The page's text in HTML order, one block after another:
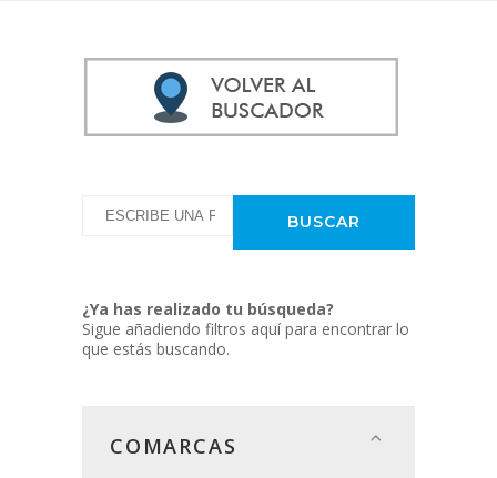
¿Ya has realizado tu búsqueda?
Sigue añadiendo filtros aquí para encontrar lo
que estás buscando.
COMARCAS